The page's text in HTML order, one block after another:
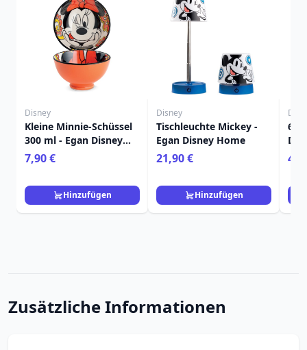
Disney
Kleine Minnie-Schüssel
300 ml - Egan Disney
Home
7,90 €
Hinzufügen
Disney
Tischleuchte Mickey -
Egan Disney Home
21,90 €
Hinzufügen
Zusätzliche Informationen